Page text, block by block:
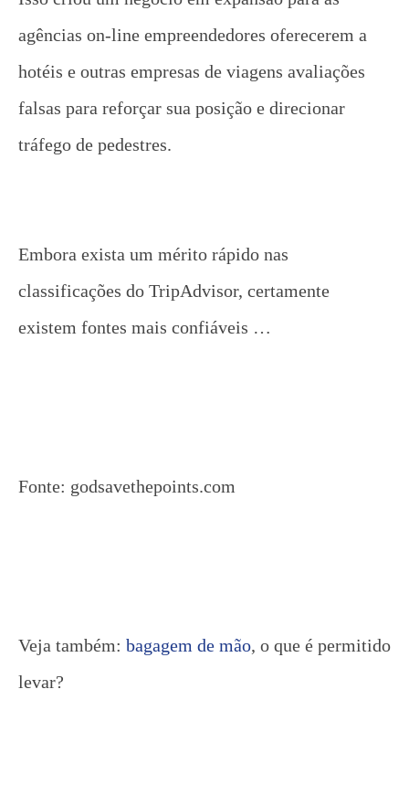
agências on-line empreendedores oferecerem a
hotéis e outras empresas de viagens avaliações
falsas para reforçar sua posição e direcionar
tráfego de pedestres.
Embora exista um mérito rápido nas
classificações do TripAdvisor, certamente
existem fontes mais confiáveis …
Fonte: godsavethepoints.com
Veja também: bagagem de mão, o que é permitido
levar?